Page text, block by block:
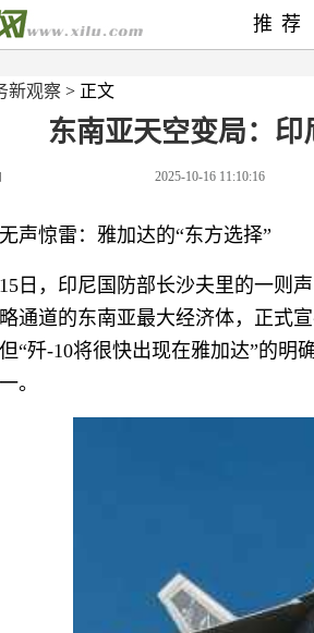
新观察 > 正文
东南亚天空变局：印
2025-10-16 11:10:16
声惊雷：雅加达的“东方选择”
日，印尼国防部长沙夫里的一则
通道的东南亚最大经济体，正式
“歼-10将很快出现在雅加达”的明
。
推荐